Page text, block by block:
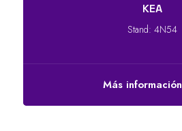
KEA
Stand: 4N54
Más información